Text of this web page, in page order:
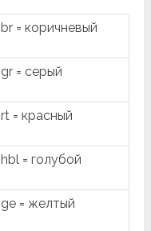
br = коричневый
gr = серый
rt = красный
hbl = голубой
ge = желтый